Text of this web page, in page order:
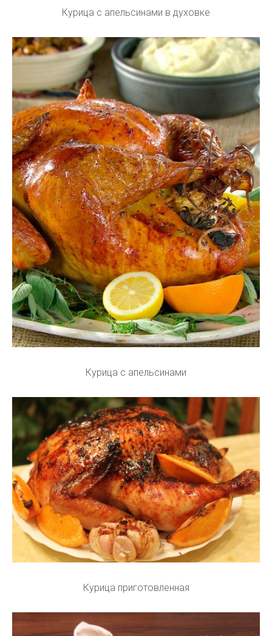
Курица с апельсинами в духовке
Курица с апельсинами
Курица приготовленная